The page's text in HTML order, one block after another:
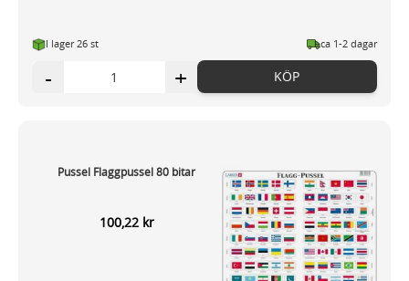
I lager 26 st ca 1-2 dagar
- + KÖP
Pussel Flaggpussel 80 bitar
100,22 kr